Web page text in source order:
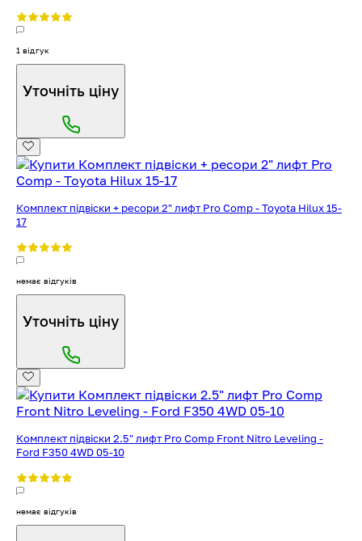
1 відгук
Уточніть ціну
Комплект підвіски + ресори 2" лифт Pro Comp - Toyota Hilux 15-
17
немає відгуків
Уточніть ціну
Комплект підвіски 2.5" лифт Pro Comp Front Nitro Leveling -
Ford F350 4WD 05-10
немає відгуків